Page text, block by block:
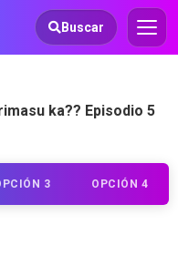
Buscar
KA??
ka?? Episodio 5
3 OPCIÓN 4